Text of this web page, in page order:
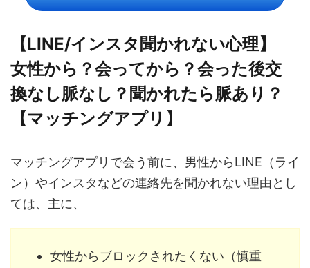
【LINE/インスタ聞かれない心理】
女性から？会ってから？会った後交
換なし脈なし？聞かれたら脈あり？
【マッチングアプリ】
マッチングアプリで会う前に、男性からLINE（ライ
ン）やインスタなどの連絡先を聞かれない理由とし
ては、主に、
女性からブロックされたくない（慎重